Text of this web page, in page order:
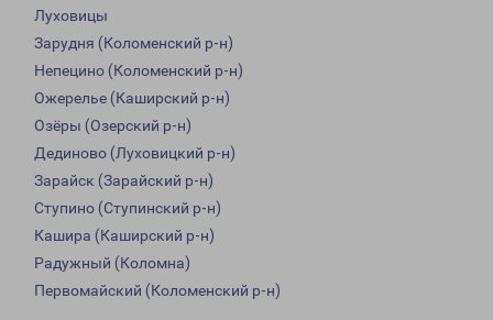
Луховицы
Зарудня (Коломенский р-н)
Непецино (Коломенский р-н)
Ожерелье (Каширский р-н)
Озёры (Озерский р-н)
Дединово (Луховицкий р-н)
Зарайск (Зарайский р-н)
Ступино (Ступинский р-н)
Кашира (Каширский р-н)
Радужный (Коломна)
Первомайский (Коломенский р-н)